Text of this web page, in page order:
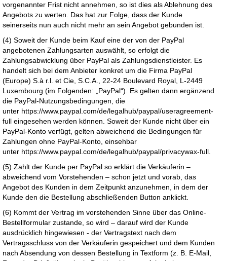
vorgenannter Frist nicht annehmen, so ist dies als Ablehnung des
Angebots zu werten. Das hat zur Folge, dass der Kunde
seinerseits nun auch nicht mehr an sein Angebot gebunden ist.
(4) Soweit der Kunde beim Kauf eine der von der PayPal
angebotenen Zahlungsarten auswählt, so erfolgt die
Zahlungsabwicklung über PayPal als Zahlungsdienstleister. Es
handelt sich bei dem Anbieter konkret um die Firma PayPal
(Europe) S.à r.l. et Cie, S.C.A., 22-24 Boulevard Royal, L-2449
Luxembourg (im Folgenden: „PayPal“). Es gelten dann ergänzend
die PayPal-Nutzungsbedingungen, die
unter https://www.paypal.com/de/legalhub/paypal/useragreement-
full eingesehen werden können. Soweit der Kunde nicht über ein
PayPal-Konto verfügt, gelten abweichend die Bedingungen für
Zahlungen ohne PayPal-Konto, einsehbar
unter https://www.paypal.com/de/legalhub/paypal/privacywax-full
(5) Zahlt der Kunde per PayPal so erklärt die Verkäuferin –
abweichend vom Vorstehenden – schon jetzt und vorab, das
Angebot des Kunden in dem Zeitpunkt anzunehmen, in dem der
Kunde den die Bestellung abschließenden Button anklickt.
(6) Kommt der Vertrag im vorstehenden Sinne über das Online-
Bestellformular zustande, so wird – darauf wird der Kunde
ausdrücklich hingewiesen - der Vertragstext nach dem
Vertragsschluss von der Verkäuferin gespeichert und dem Kunden
nach Absendung von dessen Bestellung in Textform (z. B. E-Mail,